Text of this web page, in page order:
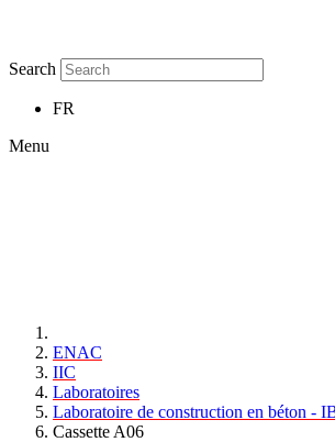
Search
FR
Menu
ENAC
IIC
Laboratoires
Laboratoire de construction en béton -
Cassette A06